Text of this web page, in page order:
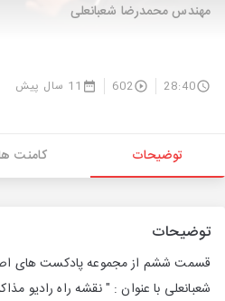
مهندس محمدرضا شعبانعلی
28:40
602 11 سال پیش
توضیحات کامنت
توضیحات
قسمت ششم از مجموعه پادکست های
شعبانعلی با عنوان : " نقشه راه رادیو